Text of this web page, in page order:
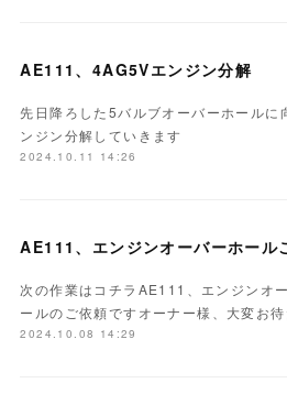
AE111、4AG5Vエンジン分解
先日降ろした5バルブオーバーホールに
ンジン分解していきます
2024.10.11 14:26
AE111、エンジンオーバーホール
次の作業はコチラAE111、エンジンオ
ールのご依頼ですオーナー様、大変お
2024.10.08 14:29